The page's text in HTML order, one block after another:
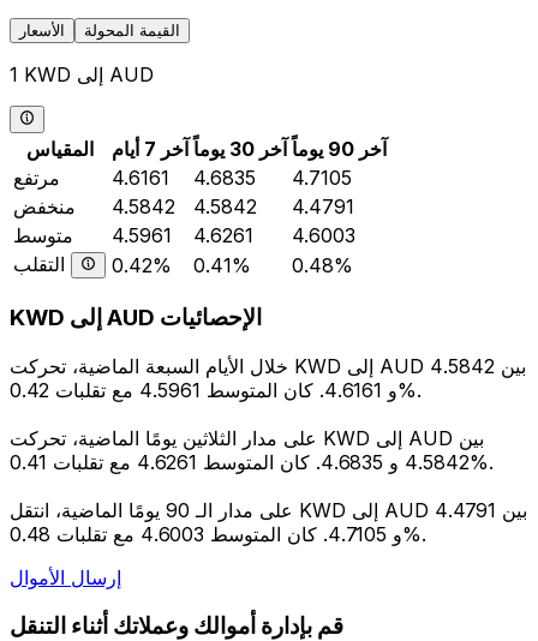
الأسعار القيمة المحولة
1 KWD إلى AUD
المقياس آخر 7 أيام آخر 30 يوماً
آخر 90 يوماً
مرتفع
4.6161 4.6835
4.7105
منخفض
4.5842 4.5842
4.4791
متوسط
4.5961 4.6261
4.6003
التقلب
0.42% 0.41% 0.48%
KWD إلى AUD الإحصائيات
خلال الأيام السبعة الماضية، تحركت KWD إلى AUD بين 4.5842
و 4.6161. كان المتوسط 4.5961 مع تقلبات 0.42%.
على مدار الثلاثين يومًا الماضية، تحركت KWD إلى AUD بين
4.5842 و 4.6835. كان المتوسط 4.6261 مع تقلبات 0.41%.
على مدار الـ 90 يومًا الماضية، انتقل KWD إلى AUD بين 4.4791
و 4.7105. كان المتوسط 4.6003 مع تقلبات 0.48%.
إرسال الأموال
قم بإدارة أموالك وعملاتك أثناء التنقل